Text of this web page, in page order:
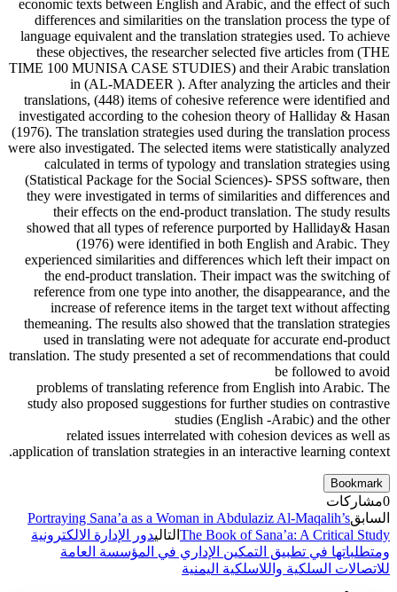
economic texts between English and Arabic, and the effect of such
differences and similarities on the translation process the type of
language equivalent and the translation strategies used. To achieve
these objectives, the researcher selected five articles from (THE
TIME 100 MUNISA CASE STUDIES) and their Arabic translation
in (AL-MADEER ). After analyzing the articles and their
translations, (448) items of cohesive reference were identified and
investigated according to the cohesion theory of Halliday & Hasan
(1976). The translation strategies used during the translation process
were also investigated. The selected items were statistically analyzed
calculated in terms of typology and translation strategies using
(Statistical Package for the Social Sciences)- SPSS software, then
they were investigated in terms of similarities and differences and
their effects on the end-product translation. The study results
showed that all types of reference purported by Halliday& Hasan
(1976) were identified in both English and Arabic. They
experienced similarities and differences which left their impact on
the end-product translation. Their impact was the switching of
reference from one type into another, the disappearance, and the
increase of reference items in the target text without affecting
themeaning. The results also showed that the translation strategies
used in translating were not adequate for accurate end-product
translation. The study presented a set of recommendations that could
be followed to avoid
problems of translating reference from English into Arabic. The
study also proposed suggestions for further studies on contrastive
studies (English -Arabic) and the other
related issues interrelated with cohesion devices as well as
application of translation strategies in an interactive learning context.
Bookmark
0مشاركات
السابقPortraying Sana’a as a Woman in Abdulaziz Al-Maqalih’s
The Book of Sana’a: A Critical Study التاليدور الإدارة الالكترونية
ومتطلباتها في تطبيق التمكين الإداري في المؤسسة العامة
للاتصالات السلكية واللاسلكية اليمنية